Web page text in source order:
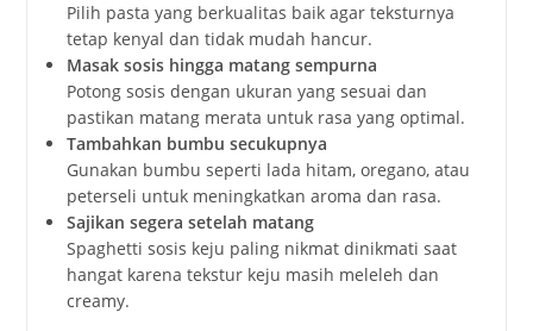
Pilih pasta yang berkualitas baik agar teksturnya
tetap kenyal dan tidak mudah hancur.
Masak sosis hingga matang sempurna
Potong sosis dengan ukuran yang sesuai dan
pastikan matang merata untuk rasa yang optimal.
Tambahkan bumbu secukupnya
Gunakan bumbu seperti lada hitam, oregano, atau
peterseli untuk meningkatkan aroma dan rasa.
Sajikan segera setelah matang
Spaghetti sosis keju paling nikmat dinikmati saat
hangat karena tekstur keju masih meleleh dan
creamy.